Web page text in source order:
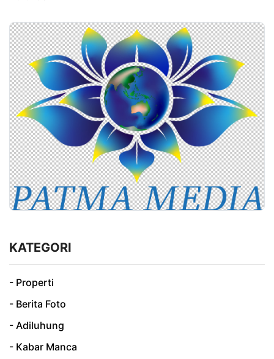
KATEGORI
- Properti
- Berita Foto
- Adiluhung
- Kabar Manca